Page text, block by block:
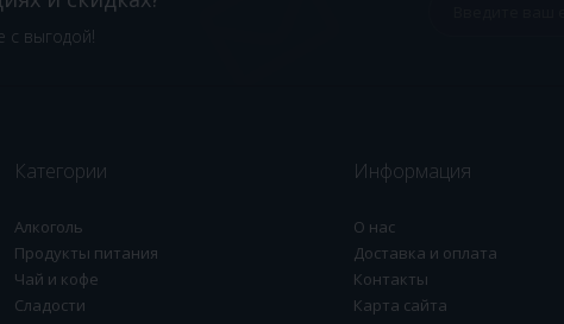
с выгодой!
Категории
Алкоголь
Продукты питания
Чай и кофе
Сладости
Информация
О нас
Доставка и оплата
Контакты
Карта сайта